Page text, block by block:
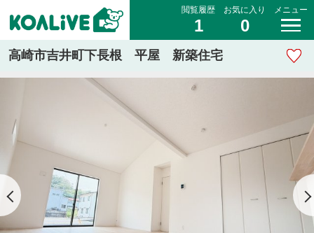
閲覧履歴
1
お気に入り
0
メニュー
高崎市吉井町下長根 平屋 新築住宅